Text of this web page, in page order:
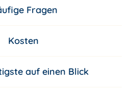
Fragen
Kosten
auf einen Blick